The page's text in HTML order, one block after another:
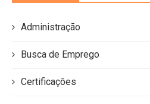
Administração
Busca de Emprego
Certificações